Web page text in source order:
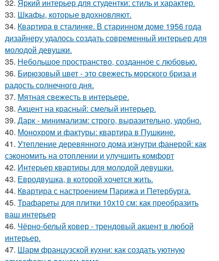
32. Яркий интерьер для студентки: стиль и характер.
33. Шкафы, которые вдохновляют.
34. Квартира в сталинке. В старинном доме 1956 года
дизайнеру удалось создать современный интерьер для
молодой девушки.
35. Небольшое пространство, созданное с любовью.
36. Бирюзовый цвет - это свежесть морского бриза и
радость солнечного дня.
37. Мятная свежесть в интерьере.
38. Акцент на красный: смелый интерьер.
39. Дарк - минимализм: строго, выразительно, удобно.
40. Монохром и фактуры: квартира в Пушкине.
41. Утепление деревянного дома изнутри фанерой: как
сэкономить на отоплении и улучшить комфорт
42. Интерьер квартиры для молодой девушки.
43. Евродвушка, в которой хочется жить.
44. Квартира с настроением Парижа и Петербурга.
45. Трафареты для плитки 10х10 см: как преобразить
ваш интерьер
46. Чёрно-белый ковер - трендовый акцент в любой
интерьер.
47. Шарм французской кухни: как создать уютную